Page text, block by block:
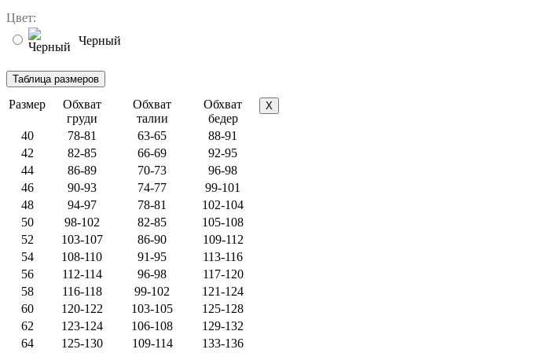
Цвет:
Черный
Размер
Обхват
груди
Обхват
талии
Обхват
бедер
X
40 78-81 63-65
88-91
42
82-85 66-69
92-95
44
86-89 70-73
96-98
46
90-93 74-77
99-101
48
94-97 78-81
102-104
50
98-102 82-85
105-108
52
103-107 86-90
109-112
54
108-110 91-95
113-116
56
112-114 96-98
117-120
58
116-118 99-102
121-124
60
120-122 103-105
125-128
62
123-124 106-108
129-132
64
125-130 109-114
133-136